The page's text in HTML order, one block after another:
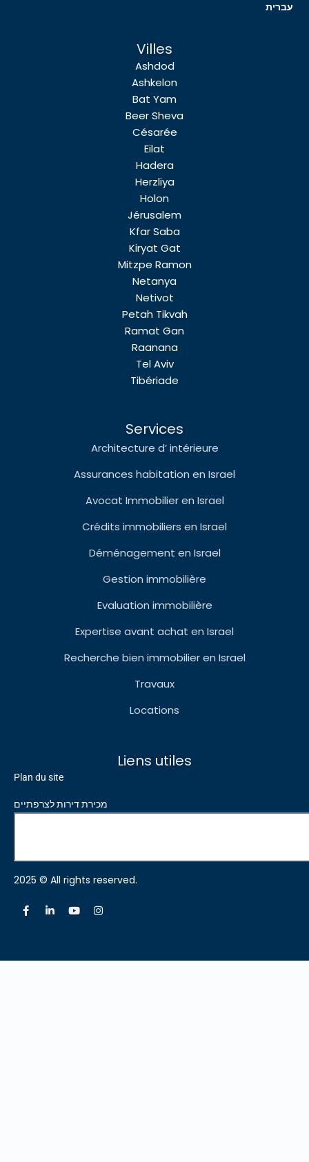
Villes
Ashdod
Ashkelon
Bat Yam
Beer Sheva
Césarée
Eilat
Hadera
Herzliya
Holon
Jérusalem
Kfar Saba
Kiryat Gat
Mitzpe Ramon
Netanya
Netivot
Petah Tikvah
Ramat Gan
Raanana
Tel Aviv
Tibériade
Services
Architecture d’ intérieure
Assurances habitation en Israel
Avocat Immobilier en Israel
Crédits immobiliers en Israel
Déménagement en Israel
Gestion immobilière
Evaluation immobilière
Expertise avant achat en Israel
Recherche bien immobilier en Israel
Travaux
Locations
Liens utiles
Plan du site
מכירת דירות לצרפתיים
2025 © All rights reserved.